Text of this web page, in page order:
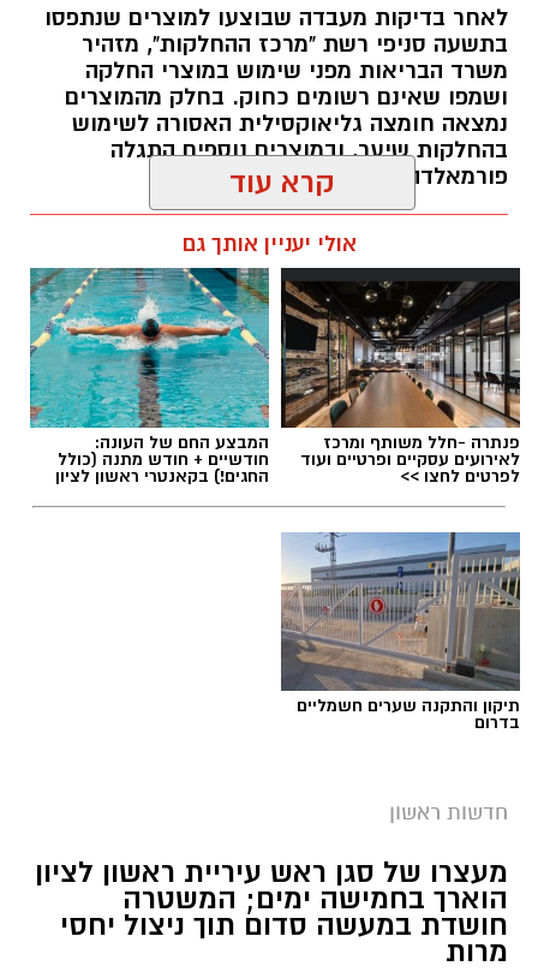
לאחר בדיקות מעבדה שבוצעו למוצרים שנתפסו
בתשעה סניפי רשת "מרכז ההחלקות", מזהיר
משרד הבריאות מפני שימוש במוצרי החלקה
ושמפו שאינם רשומים כחוק. בחלק מהמוצרים
נמצאה חומצה גליאוקסילית האסורה לשימוש
בהחלקות שיער, ובמוצרים נוספים התגלה
פורמאלדהיד - חומר המוגדר כמסרטן
תגים:משרד הבריאות, חומרים מסוכנים, מרכז
ההחלקות
צילומים: משרד הבריאות
משרד הבריאות פרסם אזהרה לציבור מפני שימוש
במוצרי שיער נוספים שנתפסו במסגרת מבצע
קרא עוד
אולי יעניין אותך גם
פנתרה -חלל משותף ומרכז
לאירועים עסקיים ופרטיים ועוד
לפרטים לחצו >>
המבצע החם של העונה:
חודשיים + חודש מתנה (כולל
החגים!) בקאנטרי ראשון לציון
תיקון והתקנה שערים חשמליים
בדרום
חדשות ראשון
מעצרו של סגן ראש עיריית ראשון לציון
הוארך בחמישה ימים; המשטרה
חושדת במעשה סדום תוך ניצול יחסי
מרות